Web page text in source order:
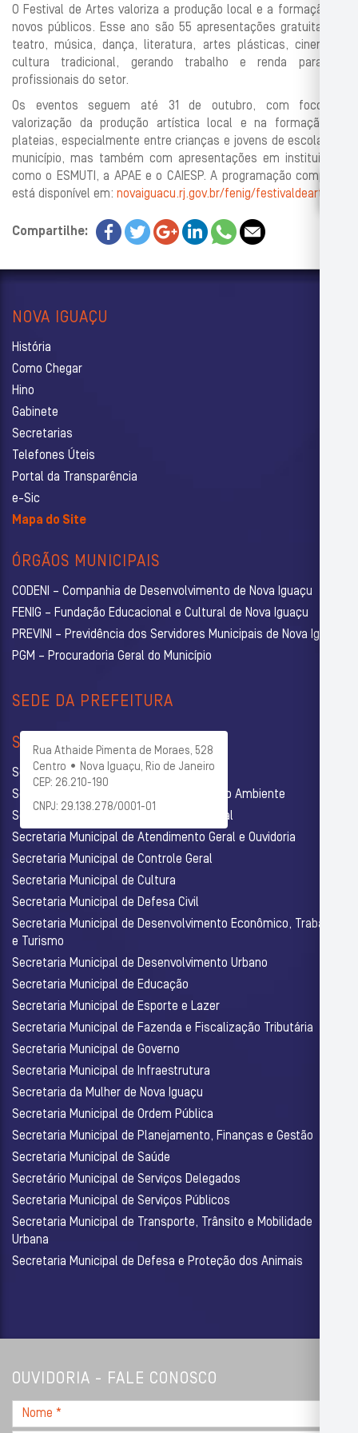
O Festival de Artes valoriza a produção local e a formação de
novos públicos. Esse ano são 55 apresentações gratuitas de
teatro, música, dança, literatura, artes plásticas, cinema e
cultura tradicional, gerando trabalho e renda para os
profissionais do setor.
Os eventos seguem até 31 de outubro, com foco na
valorização da produção artística local e na formação de
plateias, especialmente entre crianças e jovens de escolas do
município, mas também com apresentações em instituições
como o ESMUTI, a APAE e o CAIESP. A programação completa
está disponível em: novaiguacu.rj.gov.br/fenig/festivaldeartes
Compartilhe:
NOVA IGUAÇU
História
Como Chegar
Hino
Gabinete
Secretarias
Telefones Úteis
Portal da Transparência
e-Sic
Mapa do Site
ÓRGÃOS MUNICIPAIS
CODENI – Companhia de Desenvolvimento de Nova Iguaçu
FENIG – Fundação Educacional e Cultural de Nova Iguaçu
PREVINI – Previdência dos Servidores Municipais de Nova Iguaçu
PGM – Procuradoria Geral do Município
SEDE DA PREFEITURA
Rua Athaide Pimenta de Moraes, 528
Centro • Nova Iguaçu, Rio de Janeiro
CEP: 26.210-190
CNPJ: 29.138.278/0001-01
SECRETARIAS
Secretaria Municipal de Administração
Secretaria Municipal de Agricultura e Meio Ambiente
Secretaria Municipal de Assistência Social
Secretaria Municipal de Atendimento Geral e Ouvidoria
Secretaria Municipal de Controle Geral
Secretaria Municipal de Cultura
Secretaria Municipal de Defesa Civil
Secretaria Municipal de Desenvolvimento Econômico, Trabalho
e Turismo
Secretaria Municipal de Desenvolvimento Urbano
Secretaria Municipal de Educação
Secretaria Municipal de Esporte e Lazer
Secretaria Municipal de Fazenda e Fiscalização Tributária
Secretaria Municipal de Governo
Secretaria Municipal de Infraestrutura
Secretaria da Mulher de Nova Iguaçu
Secretaria Municipal de Ordem Pública
Secretaria Municipal de Planejamento, Finanças e Gestão
Secretaria Municipal de Saúde
Secretário Municipal de Serviços Delegados
Secretaria Municipal de Serviços Públicos
Secretaria Municipal de Transporte, Trânsito e Mobilidade
Urbana
Secretaria Municipal de Defesa e Proteção dos Animais
OUVIDORIA - FALE CONOSCO
Nome
*